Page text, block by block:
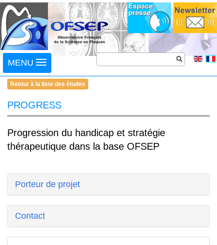
Toggle
navigation
MENU
Retour à la liste des études
PROGRESS
Progression du handicap et stratégie
thérapeutique dans la base OFSEP
Porteur de projet
Contact